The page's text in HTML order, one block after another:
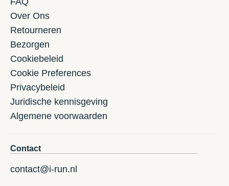
Over Ons
Retourneren
Bezorgen
Cookiebeleid
Cookie Preferences
Privacybeleid
Juridische kennisgeving
Algemene voorwaarden
Contact
contact@i-run.nl